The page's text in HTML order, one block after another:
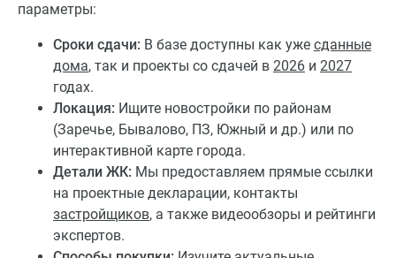
параметры:
Сроки сдачи: В базе доступны как уже сданные
дома, так и проекты со сдачей в 2026 и 2027
годах.
Локация: Ищите новостройки по районам
(Заречье, Бывалово, ПЗ, Южный и др.) или по
интерактивной карте города.
Детали ЖК: Мы предоставляем прямые ссылки
на проектные декларации, контакты
застройщиков, а также видеообзоры и рейтинги
экспертов.